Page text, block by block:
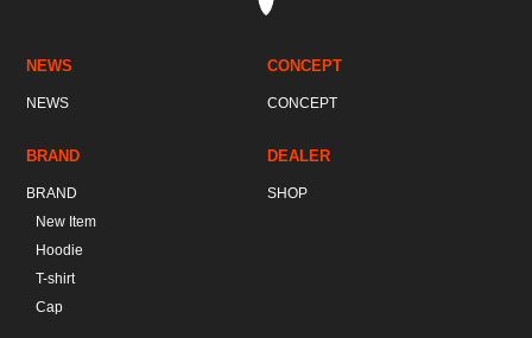
NEWS
NEWS
CONCEPT
CONCEPT
BRAND
BRAND
New Item
Hoodie
T-shirt
Cap
DEALER
SHOP